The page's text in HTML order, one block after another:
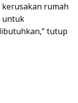
rumah
untuk
tutup